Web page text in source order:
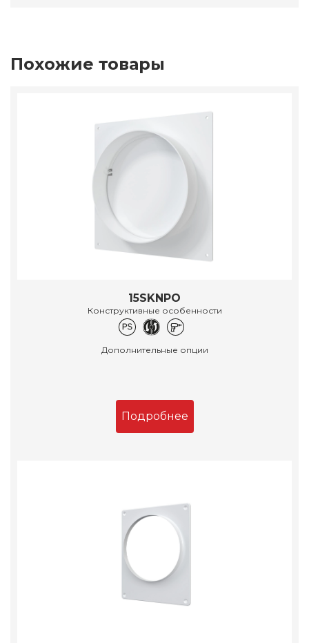
Похожие товары
15SKNPO
Конструктивные особенности
Дополнительные опции
Подробнее